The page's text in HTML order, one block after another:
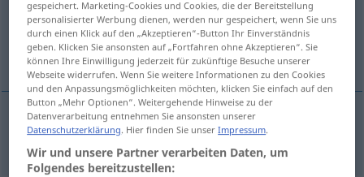
(Für mehr Details die Übersetzung anklicken/antippen)
bij meerderheid, meerderheids-
bijmeerderheid, meerderheids- mehrheitlich
gespeichert. Marketing-Cookies und Cookies, die der Bereitstellung
personalisierter Werbung dienen, werden nur gespeichert, wenn Sie uns
durch einen Klick auf den „Akzeptieren“-Button Ihr Einverständnis
geben. Klicken Sie ansonsten auf „Fortfahren ohne Akzeptieren“. Sie
können Ihre Einwilligung jederzeit für zukünftige Besuche unserer
Webseite widerrufen. Wenn Sie weitere Informationen zu den Cookies
und den Anpassungsmöglichkeiten möchten, klicken Sie einfach auf den
Button „Mehr Optionen“. Weitergehende Hinweise zu der
Datenverarbeitung entnehmen Sie ansonsten unserer
Datenschutzerklärung. Hier finden Sie unserImpressum.
Wir und unsere Partner verarbeiten Daten, um
Folgendes bereitzustellen: